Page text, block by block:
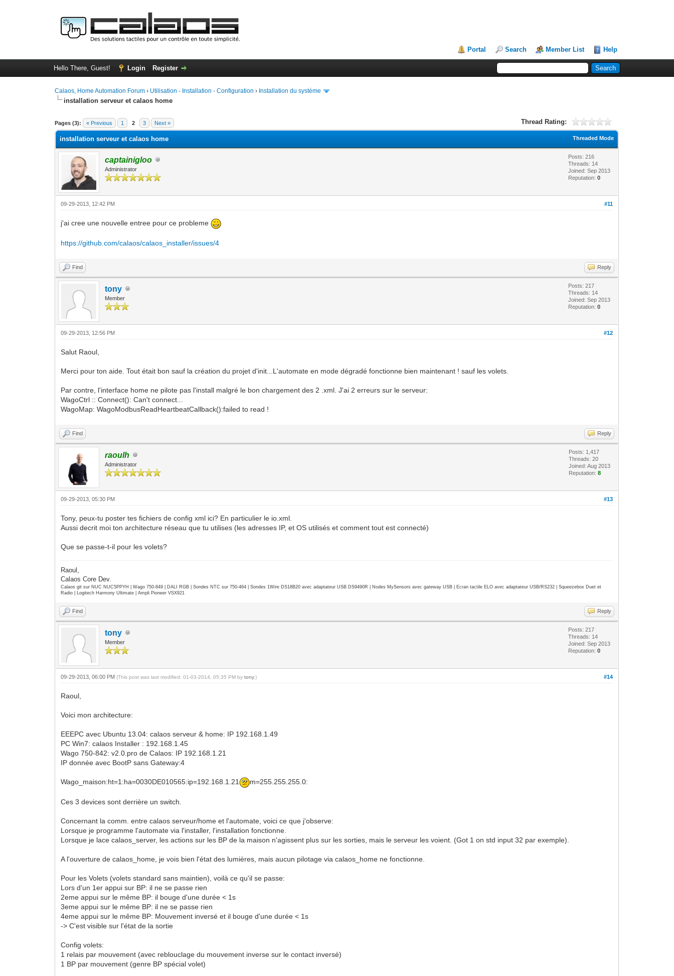
Portal Search Member List Help
Hello There, Guest! Login Register
Calaos, Home Automation Forum › Utilisation - Installation - Configuration › Installation du système
installation serveur et calaos home
Pages (3): « Previous 1 2 3 Next » Thread Rating:
0 Vote(s) - 0 Average
1
2
3
4
5
Threaded Mode
installation serveur et calaos home
captainigloo
Administrator
Posts: 216
Threads: 14
Joined: Sep 2013
Reputation:0
#11
09-29-2013, 12:42 PM
j'ai cree une nouvelle entree pour ce probleme
https://github.com/calaos/calaos_installer/issues/4
Find Reply
tony
Member
Posts: 217
Threads: 14
Joined: Sep 2013
Reputation:0
#12
09-29-2013, 12:56 PM
Salut Raoul,
Merci pour ton aide. Tout était bon sauf la création du projet d'init...L'automate en mode dégradé fonctionne bien maintenant ! sauf les volets.
Par contre, l'interface home ne pilote pas l'install malgré le bon chargement des 2 .xml. J'ai 2 erreurs sur le serveur:
WagoCtrl :: Connect(): Can't connect...
WagoMap: WagoModbusReadHeartbeatCallback():failed to read !
Find Reply
raoulh
Administrator
Posts: 1,417
Threads: 20
Joined: Aug 2013
Reputation:8
#13
09-29-2013, 05:30 PM
Tony, peux-tu poster tes fichiers de config xml ici? En particulier le io.xml.
Aussi decrit moi ton architecture réseau que tu utilises (les adresses IP, et OS utilisés et comment tout est connecté)
Que se passe-t-il pour les volets?
Raoul,
Calaos Core Dev.
Calaos git sur NUC NUC5PPYH | Wago 750-849 | DALI RGB | Sondes NTC sur 750-464 | Sondes 1Wire DS18B20 avec adaptateur USB DS9490R | Nodes MySensors avec gateway USB | Ecran tactile ELO avec adaptateur USB/RS232 | Squeezebox Duet et
Radio | Logitech Harmony Ultimate | Ampli Pioneer VSX921
Find Reply
tony
Member
Posts: 217
Threads: 14
Joined: Sep 2013
Reputation:0
#14
09-29-2013, 06:00 PM(This post was last modified: 01-03-2014, 05:35 PM bytony.)
Raoul,
Voici mon architecture:
EEEPC avec Ubuntu 13.04: calaos serveur & home: IP 192.168.1.49
PC Win7: calaos Installer : 192.168.1.45
Wago 750-842: v2.0.pro de Calaos: IP 192.168.1.21
IP donnée avec BootP sans Gateway:4
Wago_maison:ht=1:ha=0030DE010565:ip=192.168.1.21 m=255.255.255.0:
Ces 3 devices sont derrière un switch.
Concernant la comm. entre calaos serveur/home et l'automate, voici ce que j'observe:
Lorsque je programme l'automate via l'installer, l'installation fonctionne.
Lorsque je lace calaos_server, les actions sur les BP de la maison n'agissent plus sur les sorties, mais le serveur les voient. (Got 1 on std input 32 par exemple).
A l'ouverture de calaos_home, je vois bien l'état des lumières, mais aucun pilotage via calaos_home ne fonctionne.
Pour les Volets (volets standard sans maintien), voilà ce qu'il se passe:
Lors d'un 1er appui sur BP: il ne se passe rien
2eme appui sur le même BP: il bouge d'une durée < 1s
3eme appui sur le même BP: il ne se passe rien
4eme appui sur le même BP: Mouvement inversé et il bouge d'une durée < 1s
-> C'est visible sur l'état de la sortie
Config volets:
1 relais par mouvement (avec reblouclage du mouvement inverse sur le contact inversé)
1 BP par mouvement (genre BP spécial volet)